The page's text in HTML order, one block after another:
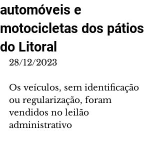
automóveis e
motocicletas dos pátios
do Litoral
28/12/2023
Os veículos, sem identificação
ou regularização, foram
vendidos no leilão
administrativo